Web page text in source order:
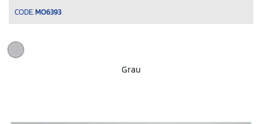
CODE. MO6393
Grau